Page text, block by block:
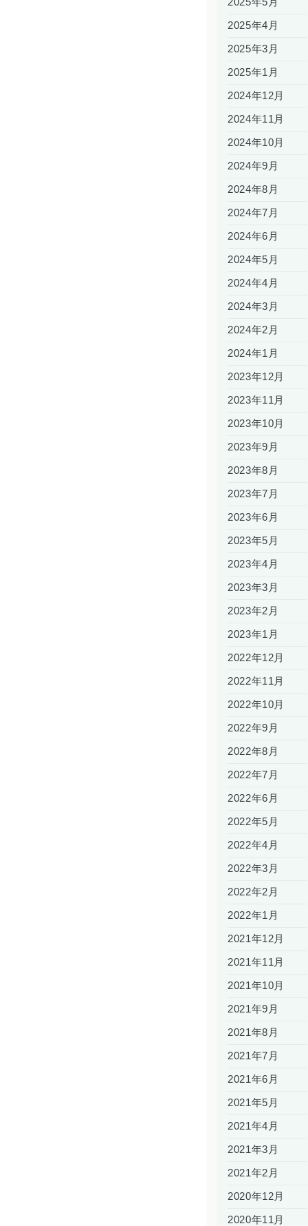
2025年4月
2025年3月
2025年1月
2024年12月
2024年11月
2024年10月
2024年9月
2024年8月
2024年7月
2024年6月
2024年5月
2024年4月
2024年3月
2024年2月
2024年1月
2023年12月
2023年11月
2023年10月
2023年9月
2023年8月
2023年7月
2023年6月
2023年5月
2023年4月
2023年3月
2023年2月
2023年1月
2022年12月
2022年11月
2022年10月
2022年9月
2022年8月
2022年7月
2022年6月
2022年5月
2022年4月
2022年3月
2022年2月
2022年1月
2021年12月
2021年11月
2021年10月
2021年9月
2021年8月
2021年7月
2021年6月
2021年5月
2021年4月
2021年3月
2021年2月
2020年12月
2020年11月